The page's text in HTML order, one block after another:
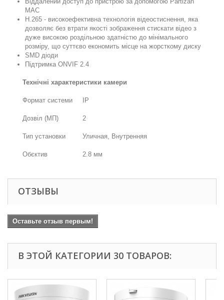
MAC
H.265 - високоефективна технологія відеостиснення, яка
дозволяє без втрати якості зображення стискати відео з
дуже високою роздільною здатністю до мінімального
розміру, що суттєво економить місце на жорсткому диску
SMD діоди
Підтримка ONVIF 2.4
Технічні характеристики камери
Формат системи IP
Дозвіл (МП) 2
Тип установки Уличная, Внутренняя
Обєктив 2.8 мм
ОТЗЫВЫ
Оставьте отзыв первым!
В ЭТОЙ КАТЕГОРИИ 30 ТОВАРОВ: